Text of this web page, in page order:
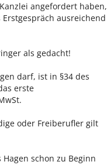
angefordert haben,
ausreichend
als gedacht!
darf, ist in §34 des
erste
oder Freiberufler gilt
schon zu Beginn